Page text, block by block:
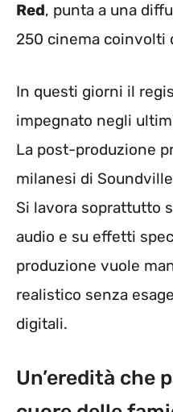
Red, punta a una
250 cinema coinvolti
In questi giorni il
impegnato negli
La post-produzione
milanesi di
Si lavora soprattutto
audio e su effetti
produzione vuole
realistico senza
digitali.
Un’eredità che